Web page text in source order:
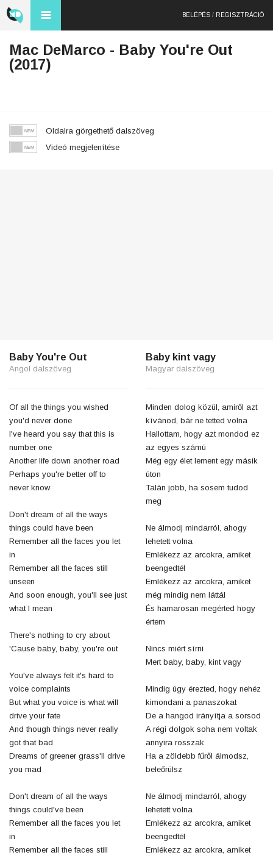
BELÉPÉS / REGISZTRÁCIÓ
Mac DeMarco - Baby You're Out
(2017)
Oldalra görgethető dalszöveg
Videó megjelenítése
Baby You're Out
Angol dalszöveg
Of all the things you wished
you'd never done
I've heard you say that this is
number one
Another life down another road
Perhaps you're better off to
never know
Don't dream of all the ways
things could have been
Remember all the faces you let
in
Remember all the faces still
unseen
And soon enough, you'll see just
what I mean
There's nothing to cry about
'Cause baby, baby, you're out
You've always felt it's hard to
voice complaints
But what you voice is what will
drive your fate
And though things never really
got that bad
Dreams of greener grass'll drive
you mad
Don't dream of all the ways
things could've been
Remember all the faces you let
in
Remember all the faces still
Baby kint vagy
Magyar dalszöveg
Minden dolog közül, amiről azt
kívánod, bár ne tetted volna
Hallottam, hogy azt mondod ez
az egyes számú
Még egy élet lement egy másik
úton
Talán jobb, ha sosem tudod
meg
Ne álmodj mindarról, ahogy
lehetett volna
Emlékezz az arcokra, amiket
beengedtél
Emlékezz az arcokra, amiket
még mindig nem láttál
És hamarosan megérted hogy
értem
Nincs miért sírni
Mert baby, baby, kint vagy
Mindig úgy érezted, hogy nehéz
kimondani a panaszokat
De a hangod irányítja a sorsod
A régi dolgok soha nem voltak
annyira rosszak
Ha a zöldebb fűről álmodsz,
beleőrülsz
Ne álmodj mindarról, ahogy
lehetett volna
Emlékezz az arcokra, amiket
beengedtél
Emlékezz az arcokra, amiket